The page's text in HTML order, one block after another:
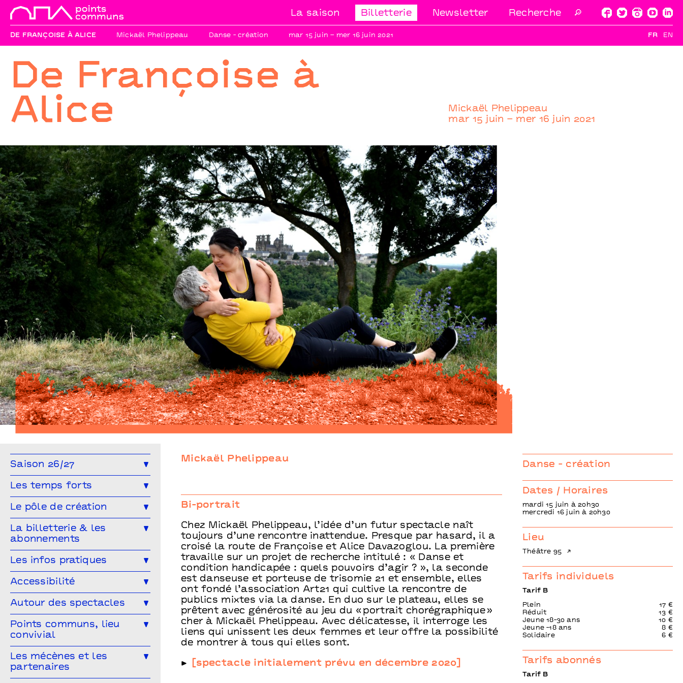
La saison Billetterie Newsletter 🔎
DE FRANÇOISE À ALICE Mickaël Phelippeau Danse - création mar 15 juin – mer 16 juin 2021 FR EN
De Françoise à
Alice
Mickaël Phelippeau
mar 15 juin – mer 16 juin 2021
Saison 26/27
Toute la saison Théâtre
Cirque Magie Espace public
Projet participatif
En famille Ateliers
Les temps forts
Génération(s) - Saison #9
Projet participatif : Deblozay
Le pôle de création
Ailleurs & Ici • PIPD
Artistes en résidence 2024-2027
Résidences précédentes
La billetterie & les
abonnements
Comment réserver ? Les tarifs
Vous venez en groupe ?
Les infos pratiques
Venir à Points communs
Hors-les-murs
Accessibilité
L’accessibilité pour tous·tes !
sociale ?
Autour des spectacles
Les ateliers de pratique
Les Conversations
Visitez les théâtres
Points communs, lieu
convivial
Le Mélangeur
Le Service garderie
Les mécènes et les
partenaires
Mickaël Phelippeau
Bi-portrait
Chez Mickaël Phelippeau, l’idée d’un futur spectacle naît
toujours d’une rencontre inattendue. Presque par hasard, il a
croisé la route de Françoise et Alice Davazoglou. La première
travaille sur un projet de recherche intitulé : « Danse et
condition handicapée : quels pouvoirs d’agir ? », la seconde
est danseuse et porteuse de trisomie 21 et ensemble, elles
ont fondé l’association Art21 qui cultive la rencontre de
publics mixtes via la danse. En duo sur le plateau, elles se
prêtent avec générosité au jeu du « portrait chorégraphique »
cher à Mickaël Phelippeau. Avec délicatesse, il interroge les
liens qui unissent les deux femmes et leur offre la possibilité
de montrer à tous qui elles sont.
[spectacle initialement prévu en décembre 2020]
Danse - création
Dates / Horaires
mardi 15 juin à 20h30
mercredi 16 juin à 20h30
Lieu
Théâtre 95
Tarifs individuels
Tarif B
Plein
17 €
Réduit
13 €
Jeune 18-30 ans
10 €
Jeune -18 ans
8 €
Solidaire
6 €
Tarifs abonnés
Tarif B